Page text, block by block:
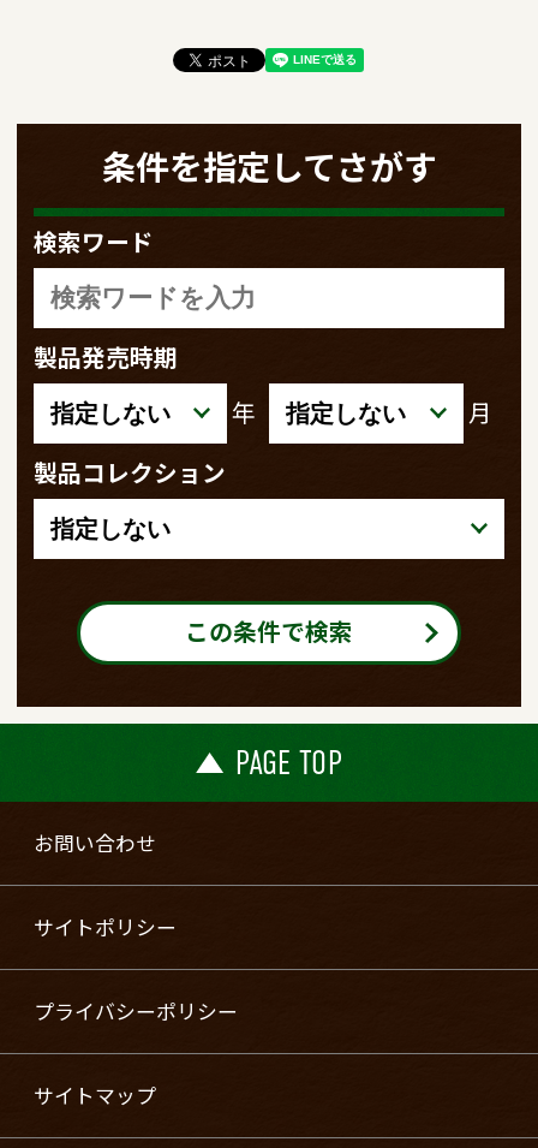
条件を指定してさがす
検索ワード
製品発売時期
年
月
製品コレクション
この条件で検索
PAGE TOP
お問い合わせ
サイトポリシー
プライバシーポリシー
サイトマップ